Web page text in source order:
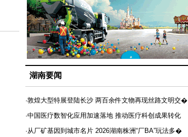
湖南要闻
·敦煌大型特展登陆长沙 两百余件文物再现丝路文明交�
·中国医疗数智化应用加速落地 推动医疗科创成果转化
·从厂矿基因到城市名片 2026湖南株洲“厂BA”玩法多�